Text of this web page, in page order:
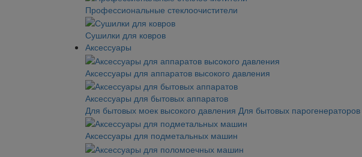
Профессиональные стеклоочистители
Сушилки для ковров
Аксессуары
Аксессуары для аппаратов высокого давления
Аксессуары для бытовых аппаратов
Для бытовых моек высокого давления Для бытовых парогенераторов
Аксессуары для подметальных машин